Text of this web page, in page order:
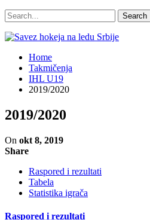
Home
Takmičenja
IHL U19
2019/2020
2019/2020
On okt 8, 2019
Share
Raspored i rezultati
Tabela
Statistika igrača
Raspored i rezultati